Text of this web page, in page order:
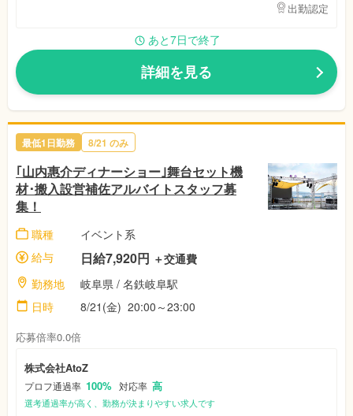
出勤認定
あと7日で終了
詳細を見る
最低1日勤務 8/21 のみ
｢山内惠介ディナーショー｣舞台セット機
材･搬入設営補佐アルバイトスタッフ募
集！
職種
イベント系
給与
日給7,920円 ＋交通費
勤務地
岐阜県 / 名鉄岐阜駅
日時
8/21(金) 20:00～23:00
応募倍率0.0倍
株式会社AtoZ
プロフ通過率 100% 対応率 高
選考通過率が高く、勤務が決まりやすい求人です